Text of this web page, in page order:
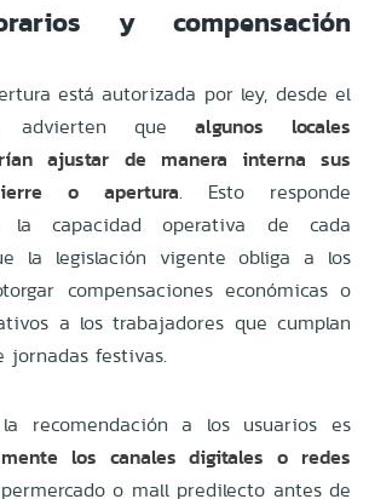
y compensación
está autorizada por ley, desde el
advierten que algunos locales
ajustar de manera interna sus
o apertura. Esto responde
la capacidad operativa de cada
la legislación vigente obliga a los
compensaciones económicas o
a los trabajadores que cumplan
jornadas festivas.
recomendación a los usuarios es
los canales digitales o redes
o mall predilecto antes de